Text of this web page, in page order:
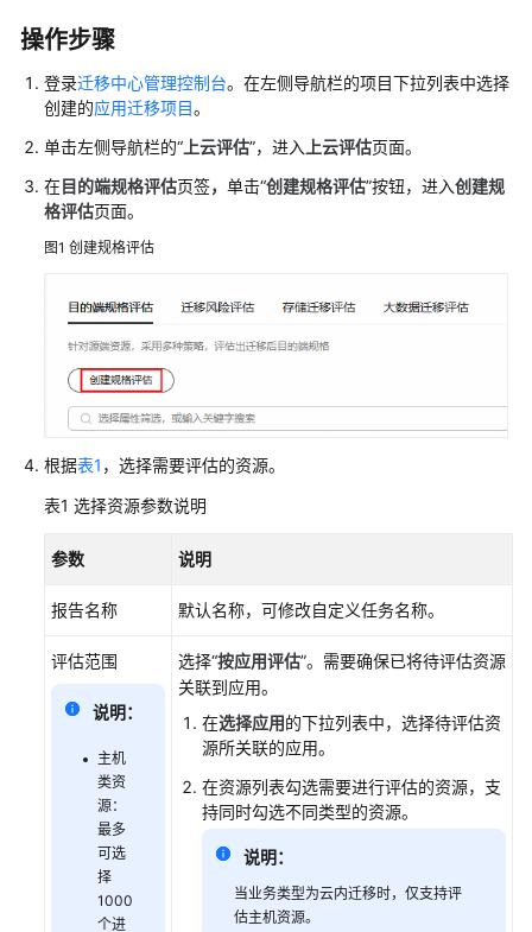
应
用
移
项
目
应
迁
目
功
概
旅
程
分
资
源
调
研
资
操作步骤
登录迁移中心管理控制台。在左侧导航栏的项目下拉列表中选择
创建的应用迁移项目。
单击左侧导航栏的“ 上云评估”，进入 上云评估页面。
在目的端规格评估页签， 单击“创建规格评估”按钮，进入创建规
格评估页面。
图1 创建规格评估
根据表1 ，选择需要评估的资源。
表1 选择资源参数说明
参数 说明
报告名称 默认名称，可修改自定义任务名称。
评估范围
说明：
主机
类资
源：
最多
可选
择
1000
个进
选择“按应用评估”。需要确保已将待评估资源
关联到应用。
在选择应用的下拉列表中，选择待评估资
源所关联的应用。
在资源列表勾选需要进行评估的资源，支
持同时勾选不同类型的资源。
说明：
当业务类型为云内迁移时，仅支持评
估主机资源。